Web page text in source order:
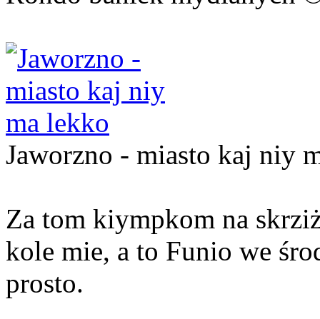
Jaworzno - miasto kaj niy
Za tom kiympkom na
kole mie, a to Funio we
prosto.